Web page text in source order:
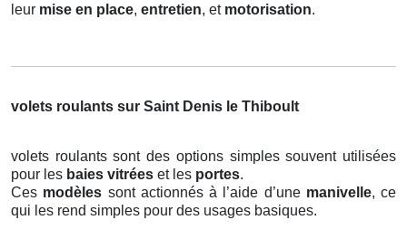
leur mise en place, entretien, et motorisation.
volets roulants sur Saint Denis le Thiboult
volets roulants sont des options simples souvent utilisées
pour les baies vitrées et les portes.
Ces modèles sont actionnés à l’aide d’une manivelle, ce
qui les rend simples pour des usages basiques.